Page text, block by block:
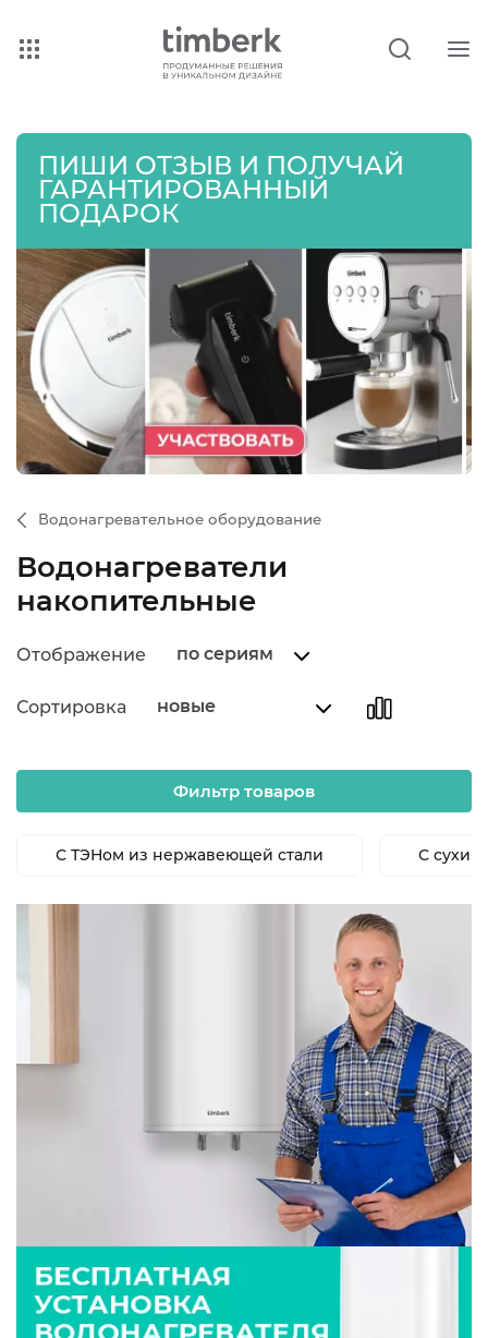
ПИШИ ОТЗЫВ И ПОЛУЧАЙ
ГАРАНТИРОВАННЫЙ
ПОДАРОК
Водонагревательное оборудование
Водонагреватели
накопительные
Отображение по сериям
Сортировка новые
С ТЭНом из нержавеющей стали С
Фильтр товаров